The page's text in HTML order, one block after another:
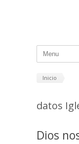
Inicio
datos
Dios